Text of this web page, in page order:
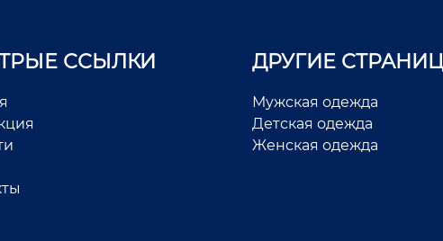
ССЫЛКИ ДРУГИЕ
Мужская одежда
Детская одежда
Женская одежда